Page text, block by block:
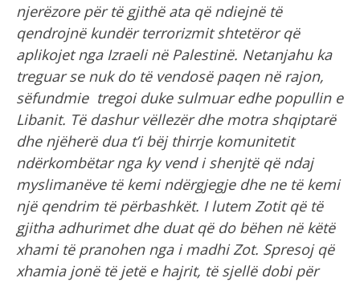
njerëzore për të gjithë ata që ndiejnë të
qendrojnë kundër terrorizmit shtetëror që
aplikojet nga Izraeli në Palestinë. Netanjahu ka
treguar se nuk do të vendosë paqen në rajon,
sëfundmie tregoi duke sulmuar edhe popullin e
Libanit. Të dashur vëllezër dhe motra shqiptarë
dhe njëherë dua t’i bëj thirrje komunitetit
ndërkombëtar nga ky vend i shenjtë që ndaj
myslimanëve të kemi ndërgjegje dhe ne të kemi
një qendrim të përbashkët. I lutem Zotit që të
gjitha adhurimet dhe duat që do bëhen në këtë
xhami të pranohen nga i madhi Zot. Spresoj që
xhamia jonë të jetë e hajrit, të sjellë dobi për